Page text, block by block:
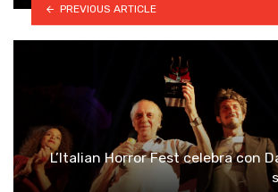
PREVIOUS ARTICLE
L’Italian Horror Fest celebra con